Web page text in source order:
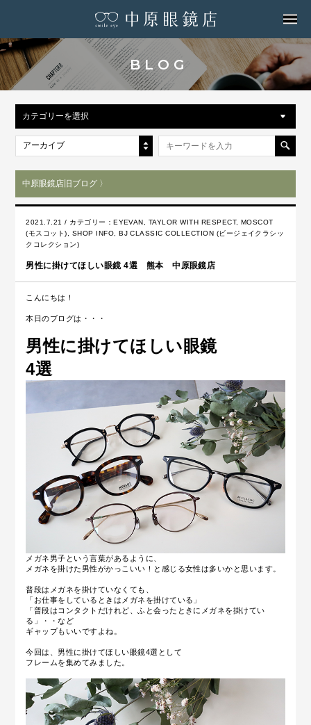
BLOG
カテゴリーを選択
アーカイブ
中原眼鏡店旧ブログ 〉
2021.7.21 / カテゴリー：EYEVAN TAYLOR WITH RESPECT, MOSCOT
(モスコット)
SHOP INFO ,BJ CLASSIC COLLECTION (ビージェイクラシッ
クコレクション)
男性に掛けてほしい眼鏡 4選 熊本 中原眼鏡店
こんにちは！
本日のブログは・・・
男性に掛けてほしい眼鏡
4選
メガネ男子という言葉があるように、
メガネを掛けた男性がかっこいい！と感じる女性は多いかと思います。
普段はメガネを掛けていなくても、
「お仕事をしているときはメガネを掛けている」
「普段はコンタクトだけれど、ふと会ったときにメガネを掛けてい
る」・・など
ギャップもいいですよね。
今回は、男性に掛けてほしい眼鏡4選として
フレームを集めてみました。